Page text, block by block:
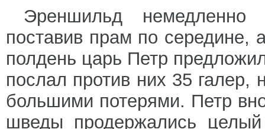
Эреншильд немедленно
поставив прам по середине,
полдень царь Петр
послал против них 35
большими потерями. Петр
шведы продержались